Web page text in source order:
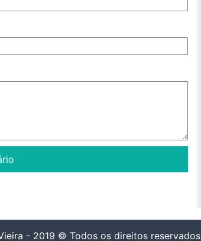
- 2019 © Todos os direitos reservados